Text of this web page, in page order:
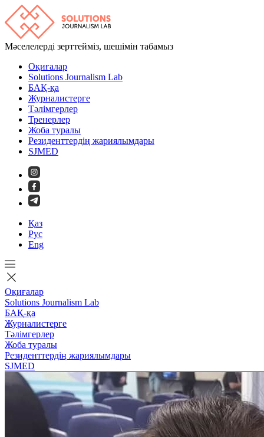
Мәселелерді зерттейміз, шешімін табамыз
Оқиғалар
Solutions Journalism Lab
БАҚ-қа
Журналистерге
Тәлімгерлер
Тренерлер
Жоба туралы
Резиденттердің жариялымдары
SJMED
Қаз
Рус
Eng
Оқиғалар
Solutions Journalism Lab
БАҚ-қа
Журналистерге
Тәлімгерлер
Жоба туралы
Резиденттердің жариялымдары
SJMED